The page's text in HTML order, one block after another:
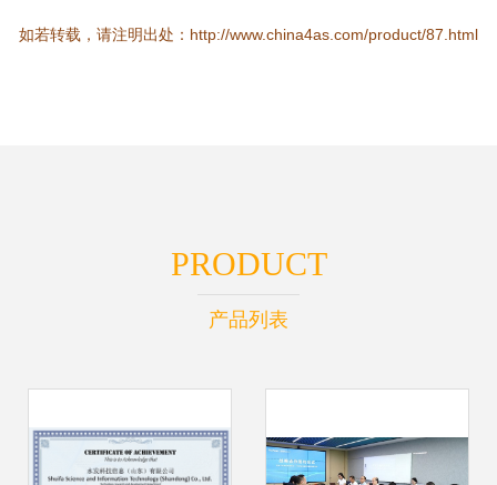
如若转载，请注明出处：http://www.china4as.com/product/87.html
PRODUCT
产品列表